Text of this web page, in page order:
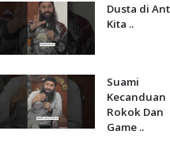
Dusta di
Kita ..
Suami
Kecanduan
Rokok Dan
Game ..